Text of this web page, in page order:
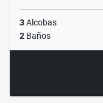
3Alcobas
2 Baños